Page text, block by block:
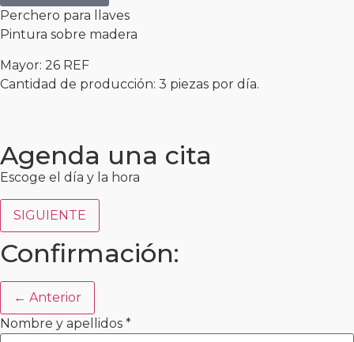
Perchero para llaves
Pintura sobre madera
Mayor: 26 REF
Cantidad de producción: 3 piezas por día.
Agenda una cita
Escoge el día y la hora
SIGUIENTE
Confirmación:
← Anterior
Nombre y apellidos *